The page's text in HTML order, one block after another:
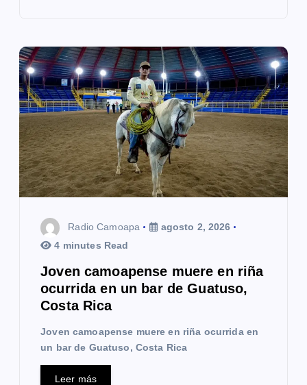
Radio Camoapa
agosto 2, 2026
4 minutes Read
Joven camoapense muere en riña
ocurrida en un bar de Guatuso,
Costa Rica
Joven camoapense muere en riña ocurrida en
un bar de Guatuso, Costa Rica
Leer más